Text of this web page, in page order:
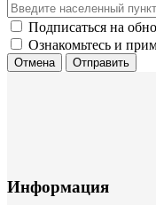
Подписаться на
Ознакомьтесь и
Отмена Отправить
Информация